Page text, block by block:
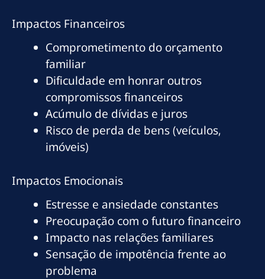
Impactos Financeiros
Comprometimento do orçamento
familiar
Dificuldade em honrar outros
compromissos financeiros
Acúmulo de dívidas e juros
Risco de perda de bens (veículos,
imóveis)
Impactos Emocionais
Estresse e ansiedade constantes
Preocupação com o futuro financeiro
Impacto nas relações familiares
Sensação de impotência frente ao
problema